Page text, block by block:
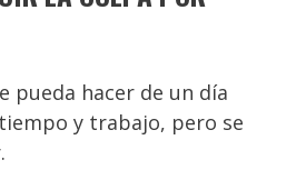
pueda hacer de un día
y trabajo, pero se